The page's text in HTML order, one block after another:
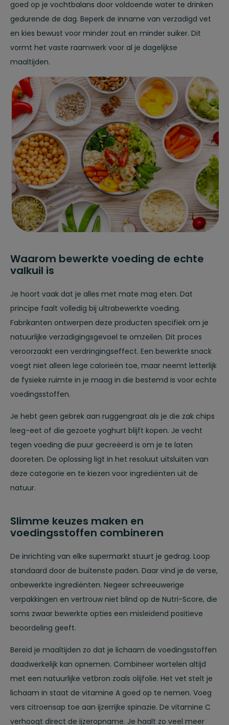
goed op je vochtbalans door voldoende water te drinken
gedurende de dag. Beperk de inname van verzadigd vet
en kies bewust voor minder zout en minder suiker. Dit
vormt het vaste raamwerk voor al je dagelijkse
maaltijden.
Waarom bewerkte voeding de echte
valkuil is
Je hoort vaak dat je alles met mate mag eten. Dat
principe faalt volledig bij ultrabewerkte voeding.
Fabrikanten ontwerpen deze producten specifiek om je
natuurlijke verzadigingsgevoel te omzeilen. Dit proces
veroorzaakt een verdringingseffect. Een bewerkte snack
voegt niet alleen lege calorieën toe, maar neemt letterlijk
de fysieke ruimte in je maag in die bestemd is voor echte
voedingsstoffen.
Je hebt geen gebrek aan ruggengraat als je die zak chips
leeg-eet of die gezoete yoghurt blijft kopen. Je vecht
tegen voeding die puur gecreëerd is om je te laten
dooreten. De oplossing ligt in het resoluut uitsluiten van
deze categorie en te kiezen voor ingrediënten uit de
natuur.
Slimme keuzes maken en
voedingsstoffen combineren
De inrichting van elke supermarkt stuurt je gedrag. Loop
standaard door de buitenste paden. Daar vind je de verse,
onbewerkte ingrediënten. Negeer schreeuwerige
verpakkingen en vertrouw niet blind op de Nutri-Score, die
soms zwaar bewerkte opties een misleidend positieve
beoordeling geeft.
Bereid je maaltijden zo dat je lichaam de voedingsstoffen
daadwerkelijk kan opnemen. Combineer wortelen altijd
met een natuurlijke vetbron zoals olijfolie. Het vet stelt je
lichaam in staat de vitamine A goed op te nemen. Voeg
vers citroensap toe aan ijzerrijke spinazie. De vitamine C
verhoogt direct de ijzeropname. Je haalt zo veel meer